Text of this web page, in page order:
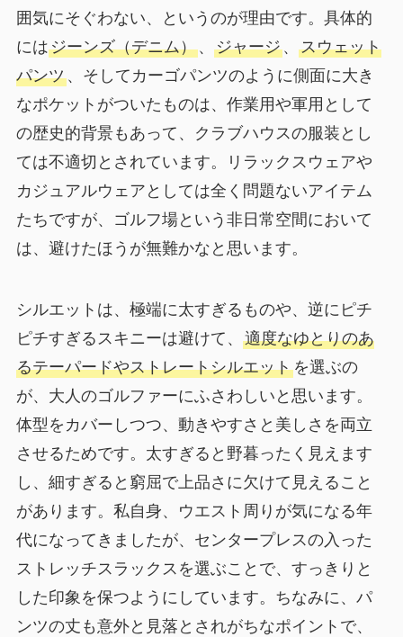
囲気にそぐわない、というのが理由です。具体的
にはジーンズ（デニム）、 ジャージ、 スウェット
パンツ、そしてカーゴパンツのように側面に大き
なポケットがついたものは、作業用や軍用として
の歴史的背景もあって、クラブハウスの服装とし
ては不適切とされています。リラックスウェアや
カジュアルウェアとしては全く問題ないアイテム
たちですが、ゴルフ場という非日常空間において
は、避けたほうが無難かなと思います。
シルエットは、極端に太すぎるものや、逆にピチ
ピチすぎるスキニーは避けて、 適度なゆとりのあ
るテーパードやストレートシルエットを選ぶの
が、大人のゴルファーにふさわしいと思います。
体型をカバーしつつ、動きやすさと美しさを両立
させるためです。太すぎると野暮ったく見えます
し、細すぎると窮屈で上品さに欠けて見えること
があります。私自身、ウエスト周りが気になる年
代になってきましたが、センタープレスの入った
ストレッチスラックスを選ぶことで、すっきりと
した印象を保つようにしています。ちなみに、パ
ンツの丈も意外と見落とされがちなポイントで、